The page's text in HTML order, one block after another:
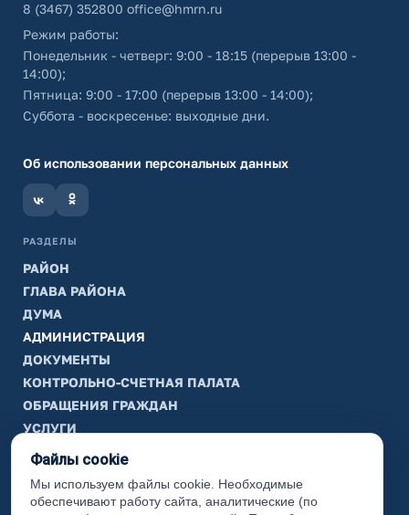
8 (3467) 352800 office@hmrn.ru
Режим работы:
Понедельник - четверг: 9:00 - 18:15 (перерыв 13:00 -
14:00);
Пятница: 9:00 - 17:00 (перерыв 13:00 - 14:00);
Суббота - воскресенье: выходные дни.
Об использовании персональных данных
РАЗДЕЛЫ
РАЙОН
ГЛАВА РАЙОНА
ДУМА
АДМИНИСТРАЦИЯ
ДОКУМЕНТЫ
КОНТРОЛЬНО-СЧЕТНАЯ ПАЛАТА
ОБРАЩЕНИЯ ГРАЖДАН
УСЛУГИ
ТИК
ИНФОРМАЦИЯ
Файлы cookie
Мы используем файлы cookie. Необходимые
обеспечивают работу сайта, аналитические (по